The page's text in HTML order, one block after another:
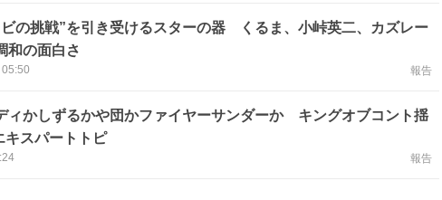
の挑戦”を引き受けるスターの器 くるま、小峠英二、カズレー
の面白さ
報告
ィかしずるかや団かファイヤーサンダーか キングオブコント揺
キスパートトピ
報告